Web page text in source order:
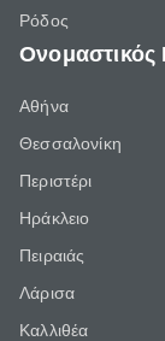
Ρόδος
Ονομαστικός
Αθήνα
Θεσσαλονίκη
Περιστέρι
Ηράκλειο
Πειραιάς
Λάρισα
Καλλιθέα